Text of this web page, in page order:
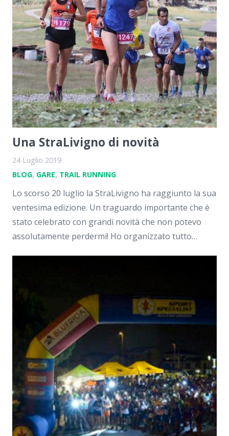
Una StraLivigno di novità
24 Luglio 2019
BLOG, GARE, TRAIL RUNNING
Lo scorso 20 luglio la StraLivigno ha raggiunto la sua
ventesima edizione. Un traguardo importante che è
stato celebrato con grandi novità che non potevo
assolutamente perdermi! Ho organizzato tutto…